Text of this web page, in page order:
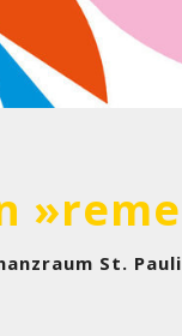
St. Pauli